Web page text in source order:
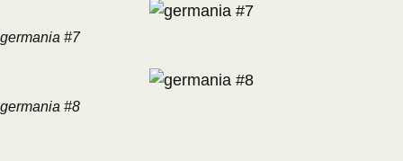
germania #7
germania #8